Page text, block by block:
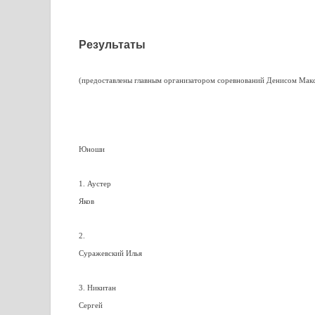
Результаты
(предоставлены главным организатором соревнований Денисом
Юноши
1. Аустер
Яков
2.
Суражевский Илья
3. Никитан
Сергей